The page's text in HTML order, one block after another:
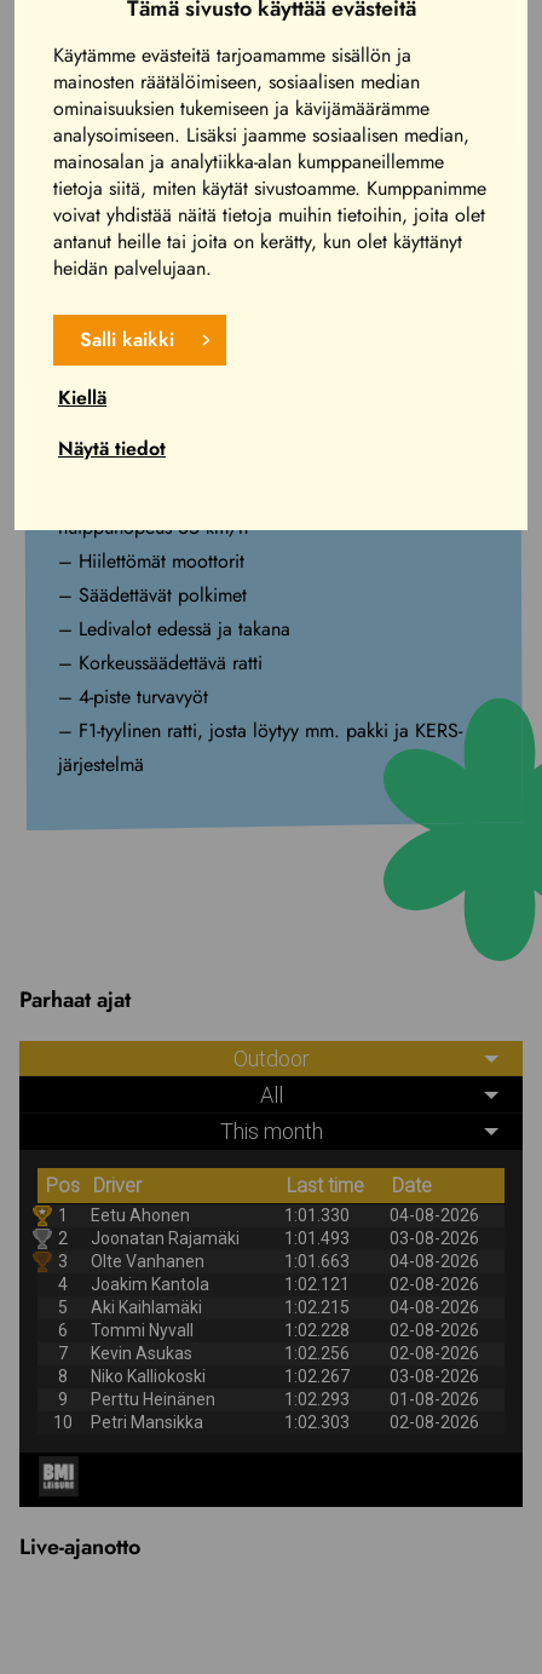
Tämä sivusto käyttää evästeitä
Käytämme evästeitä tarjoamamme sisällön ja
mainosten räätälöimiseen, sosiaalisen median
ominaisuuksien tukemiseen ja kävijämäärämme
analysoimiseen. Lisäksi jaamme sosiaalisen median,
mainosalan ja analytiikka-alan kumppaneillemme
tietoja siitä, miten käytät sivustoamme. Kumppanimme
voivat yhdistää näitä tietoja muihin tietoihin, joita olet
antanut heille tai joita on kerätty, kun olet käyttänyt
heidän palvelujaan.
Salli kaikki
Kiellä
Näytä tiedot
sääntöjen vastaisella ajotyylillään, on velvollinen
korvaamaan vahingon.
TANDEMAUTOT
Meillä on saatavilla muutamia kaksipaikkaisia ns.
tandemautoja, joihin pienet lapset pääsevät kyytiin.
Autot on tarkoitettu lasten kyyditsemiseen, ei
kilvanajoon.
AUTOJEN TEKNISET TIEDOT
OTL STORM KART 2015
– Kuljettajan minimipituus 150 cm
huippunopeus 35 km/h
– Hiilettömät moottorit
– Säädettävät polkimet
– Ledivalot edessä ja takana
– Korkeussäädettävä ratti
– 4-piste turvavyöt
– F1-tyylinen ratti, josta löytyy mm. pakki ja KERS-
järjestelmä
Parhaat ajat
Live-ajanotto